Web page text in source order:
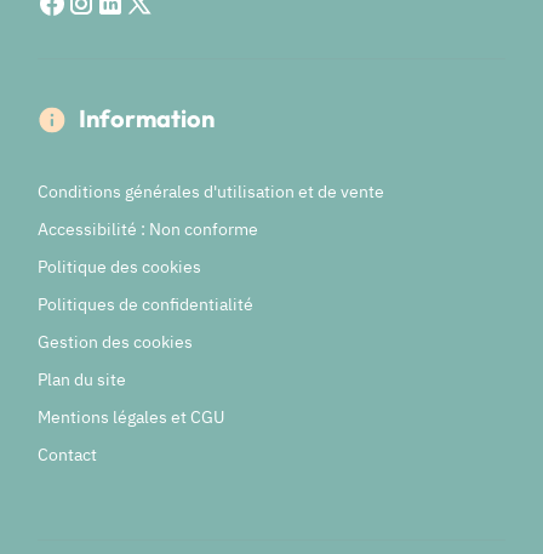
Information
Conditions générales d'utilisation et de vente
Accessibilité : Non conforme
Politique des cookies
Politiques de confidentialité
Gestion des cookies
Plan du site
Mentions légales et CGU
Contact